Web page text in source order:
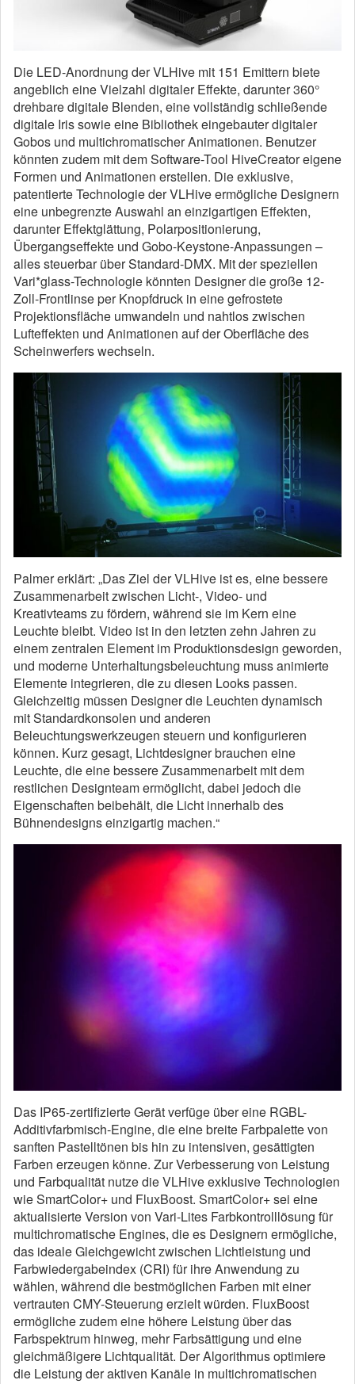
Die LED-Anordnung der VLHive mit 151 Emittern biete
angeblich eine Vielzahl digitaler Effekte, darunter 360°
drehbare digitale Blenden, eine vollständig schließende
digitale Iris sowie eine Bibliothek eingebauter digitaler
Gobos und multichromatischer Animationen. Benutzer
könnten zudem mit dem Software-Tool HiveCreator eigene
Formen und Animationen erstellen. Die exklusive,
patentierte Technologie der VLHive ermögliche Designern
eine unbegrenzte Auswahl an einzigartigen Effekten,
darunter Effektglättung, Polarpositionierung,
Übergangseffekte und Gobo-Keystone-Anpassungen –
alles steuerbar über Standard-DMX. Mit der speziellen
Vari*glass-Technologie könnten Designer die große 12-
Zoll-Frontlinse per Knopfdruck in eine gefrostete
Projektionsfläche umwandeln und nahtlos zwischen
Lufteffekten und Animationen auf der Oberfläche des
Scheinwerfers wechseln.
Palmer erklärt: „Das Ziel der VLHive ist es, eine bessere
Zusammenarbeit zwischen Licht-, Video- und
Kreativteams zu fördern, während sie im Kern eine
Leuchte bleibt. Video ist in den letzten zehn Jahren zu
einem zentralen Element im Produktionsdesign geworden,
und moderne Unterhaltungsbeleuchtung muss animierte
Elemente integrieren, die zu diesen Looks passen.
Gleichzeitig müssen Designer die Leuchten dynamisch
mit Standardkonsolen und anderen
Beleuchtungswerkzeugen steuern und konfigurieren
können. Kurz gesagt, Lichtdesigner brauchen eine
Leuchte, die eine bessere Zusammenarbeit mit dem
restlichen Designteam ermöglicht, dabei jedoch die
Eigenschaften beibehält, die Licht innerhalb des
Bühnendesigns einzigartig machen.“
Das IP65-zertifizierte Gerät verfüge über eine RGBL-
Additivfarbmisch-Engine, die eine breite Farbpalette von
sanften Pastelltönen bis hin zu intensiven, gesättigten
Farben erzeugen könne. Zur Verbesserung von Leistung
und Farbqualität nutze die VLHive exklusive Technologien
wie SmartColor+ und FluxBoost. SmartColor+ sei eine
aktualisierte Version von Vari-Lites Farbkontrolllösung für
multichromatische Engines, die es Designern ermögliche,
das ideale Gleichgewicht zwischen Lichtleistung und
Farbwiedergabeindex (CRI) für ihre Anwendung zu
wählen, während die bestmöglichen Farben mit einer
vertrauten CMY-Steuerung erzielt würden. FluxBoost
ermögliche zudem eine höhere Leistung über das
Farbspektrum hinweg, mehr Farbsättigung und eine
gleichmäßigere Lichtqualität. Der Algorithmus optimiere
die Leistung der aktiven Kanäle in multichromatischen